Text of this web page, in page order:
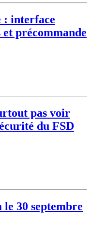
: interface
et précommande
pas voir
du FSD
30 septembre